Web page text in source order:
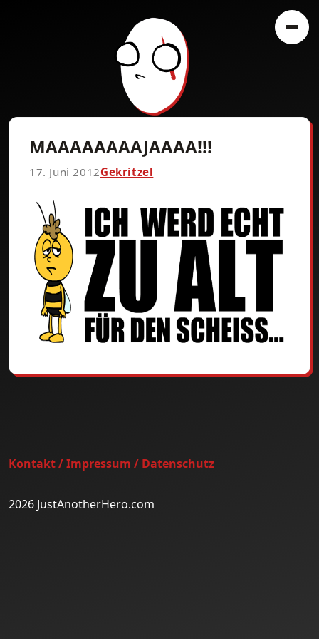
MAAAAAAAAJAAAA!!!
17. Juni 2012Gekritzel
Kontakt / Impressum / Datenschutz
2026 JustAnotherHero.com